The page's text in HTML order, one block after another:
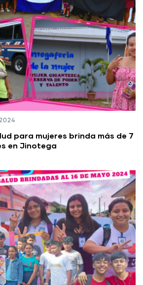
para mujeres brinda más de 7
en Jinotega